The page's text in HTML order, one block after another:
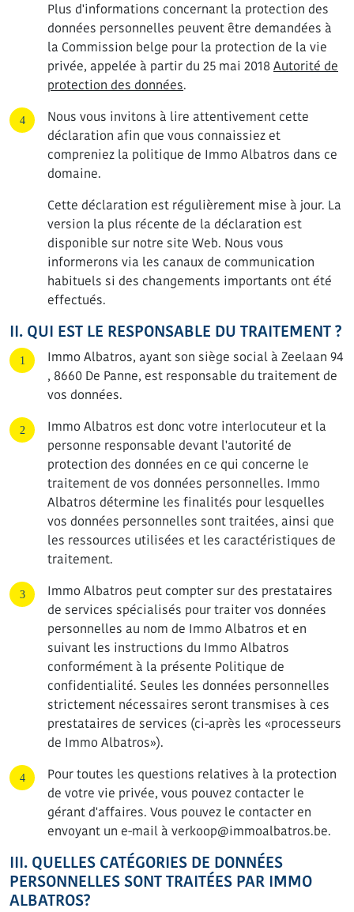
Plus d'informations concernant la protection des
données personnelles peuvent être demandées à
la Commission belge pour la protection de la vie
privée, appelée à partir du 25 mai 2018 Autorité de
protection des données.
Nous vous invitons à lire attentivement cette
déclaration afin que vous connaissiez et
compreniez la politique de Immo Albatros dans ce
domaine.
Cette déclaration est régulièrement mise à jour. La
version la plus récente de la déclaration est
disponible sur notre site Web. Nous vous
informerons via les canaux de communication
habituels si des changements importants ont été
effectués.
II. QUI EST LE RESPONSABLE DU TRAITEMENT ?
Immo Albatros, ayant son siège social à Zeelaan 94
, 8660 De Panne, est responsable du traitement de
vos données.
Immo Albatros est donc votre interlocuteur et la
personne responsable devant l'autorité de
protection des données en ce qui concerne le
traitement de vos données personnelles. Immo
Albatros détermine les finalités pour lesquelles
vos données personnelles sont traitées, ainsi que
les ressources utilisées et les caractéristiques de
traitement.
Immo Albatros peut compter sur des prestataires
de services spécialisés pour traiter vos données
personnelles au nom de Immo Albatros et en
suivant les instructions du Immo Albatros
conformément à la présente Politique de
confidentialité. Seules les données personnelles
strictement nécessaires seront transmises à ces
prestataires de services (ci-après les «processeurs
de Immo Albatros»).
Pour toutes les questions relatives à la protection
de votre vie privée, vous pouvez contacter le
gérant d'affaires. Vous pouvez le contacter en
envoyant un e-mail à verkoop@immoalbatros.be.
III. QUELLES CATÉGORIES DE DONNÉES
PERSONNELLES SONT TRAITÉES PAR IMMO
ALBATROS?